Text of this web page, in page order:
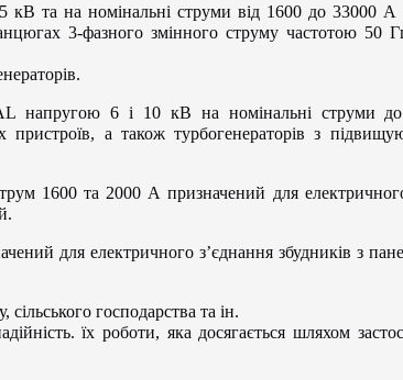
та на номінальні струми від 1600 до 33000 А
3-фазного змінного струму частотою 50
напругою 6 і 10 кВ на номінальні струми
пристроїв, а також турбогенераторів з
1600 та 2000 А призначений для електричного
для електричного з’єднання збудників з
господарства та ін.
їх роботи, яка досягається шляхом